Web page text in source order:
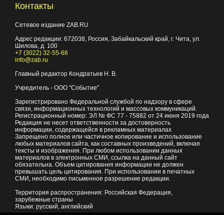
Контакты
Сетевое издание ZAB.RU
Адрес редакции: 672038 , Россия, Забайкальский край, г. Чита ул.
Шилова, д. 100
+7 (3022) 32-55-66
info@zab.ru
Главный редактор Кондратьев Н. В.
Учредитель - ООО "Событие"
Зарегистрировано Федеральной службой по надзору в сфере
связи, информационных технологий и массовых коммуникаций.
Регистрационный номер: ЭЛ № ФС 77 - 75882 от 24 июня 2019 года
Редакция не несет ответственности за достоверность
информации, содержащейся в рекламных материалах
Запрещено полное или частичное копирование и использование
любых материалов сайта, как составных произведений, включая
тексты и изображения. При любом использовании данных
материалов в электронных СМИ, ссылка на данный сайт
обязательна. Объем цитирования информации не должен
превышать цель цитирования. При использовании в печатных
СМИ, необходимо письменное разрешение редакции.
Территория распространения: Российская Федерация,
зарубежные страны
Языки: русский, английский